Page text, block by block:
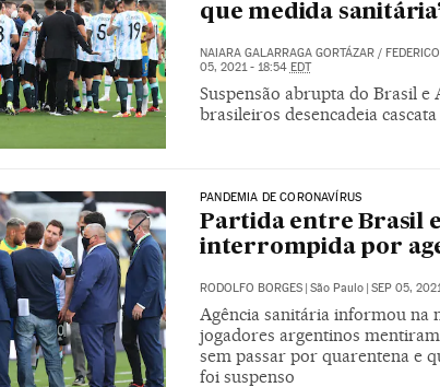
que medida
NAIARA GALARRAGA GORTÁZAR/
05, 2021 - 18:54 EDT
Suspensão abrupta do Brasil
brasileiros desencadeia
PANDEMIA DE CORONAVÍRUS
Partida entre Brasil
interrompida por
RODOLFO BORGES São Paulo SEP 05,
Agência sanitária informou na
jogadores argentinos
sem passar por quarentena e
foi suspenso